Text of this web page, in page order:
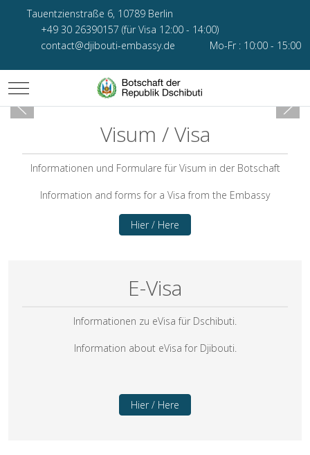
Tauentzienstraße 6, 10789 Berlin
+49 30 26390157 (für Visa 12:00 - 14:00)
contact@djibouti-embassy.de
Mo-Fr : 10:00 - 15:00
Mobile Menu Toggle
Visum / Visa
Informationen und Formulare für Visum in der Botschaft
Information and forms for a Visa from the Embassy
Hier / Here
E-Visa
Informationen zu eVisa für Dschibuti.
Information about eVisa for Djibouti.
Hier / Here